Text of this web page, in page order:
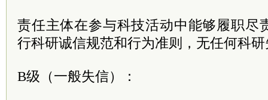
责任主体在参与科技活动中能够履职尽
行科研诚信规范和行为准则，无任何科
B级（一般失信）：